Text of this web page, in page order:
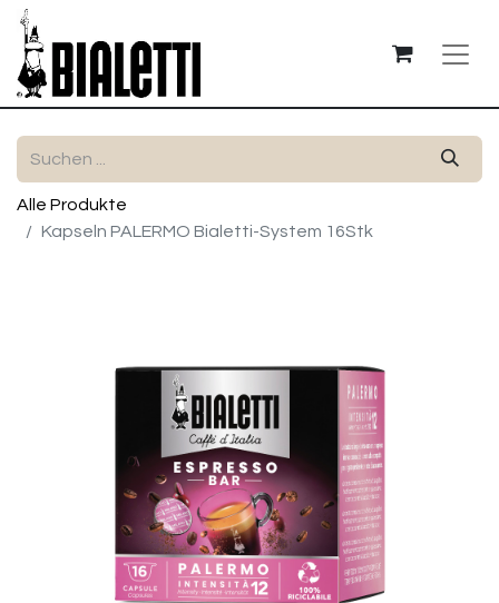
Alle Produkte
Kapseln PALERMO Bialetti-System 16Stk